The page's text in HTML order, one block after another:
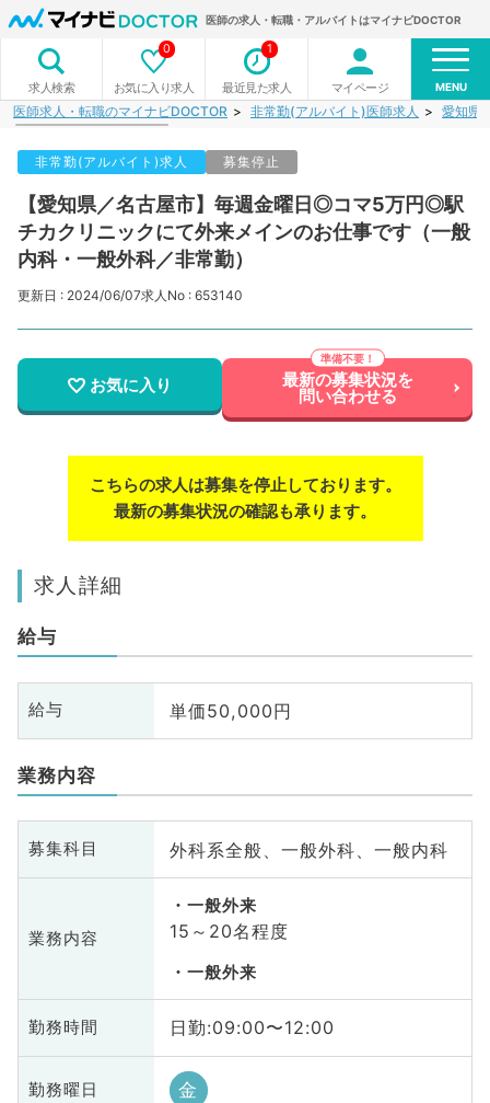
医師の求人・転職・アルバイトはマイナビDOCTOR
求人検索 お気に入り求人
0
最近見た求人
1
マイページ MENU
医師求人・転職のマイナビDOCTOR 非常勤(アルバイト)医師求人 愛知県
非常勤(アルバイト)求人 募集停止
【愛知県／名古屋市】毎週金曜日◎コマ5万円◎駅
チカクリニックにて外来メインのお仕事です（一般
内科・一般外科／非常勤）
更新日 : 2024/06/07求人No : 653140
お気に入り 最新の募集状況を
問い合わせる
こちらの求人は募集を停止しております。
最新の募集状況の確認も承ります。
求人詳細
給与
給与 単価50,000円
業務内容
募集科目 外科系全般、一般外科、一般内科
業務内容
一般外来
15～20名程度
一般外来
勤務時間 日勤:09:00〜12:00
勤務曜日 金